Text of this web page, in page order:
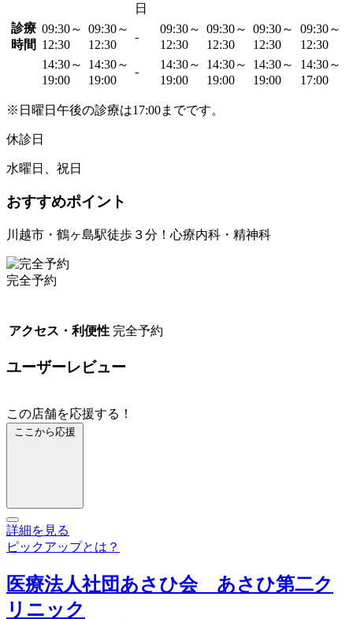
日
診療
時間
09:30～
12:30
09:30～
12:30
-
09:30～
12:30
09:30～
12:30
09:30～
12:30
09:30～
12:30
14:30～
19:00
14:30～
19:00
-
14:30～
19:00
14:30～
19:00
14:30～
19:00
14:30～
17:00
※日曜日午後の診療は17:00までです。
休診日
水曜日、祝日
おすすめポイント
川越市・鶴ヶ島駅徒歩３分！心療内科・精神科
完全予約
アクセス・利便性 完全予約
ユーザーレビュー
この店舗を応援する！
ここから応援
詳細を見る
ピックアップとは？
医療法人社団あさひ会 あさひ第二ク
リニック